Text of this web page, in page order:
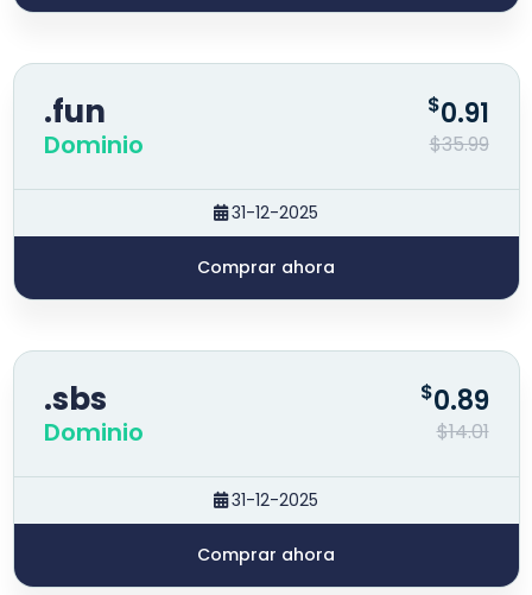
.fun
Dominio
$0.91
$35.99
31-12-2025
Comprar ahora
.sbs
Dominio
$0.89
$14.01
31-12-2025
Comprar ahora